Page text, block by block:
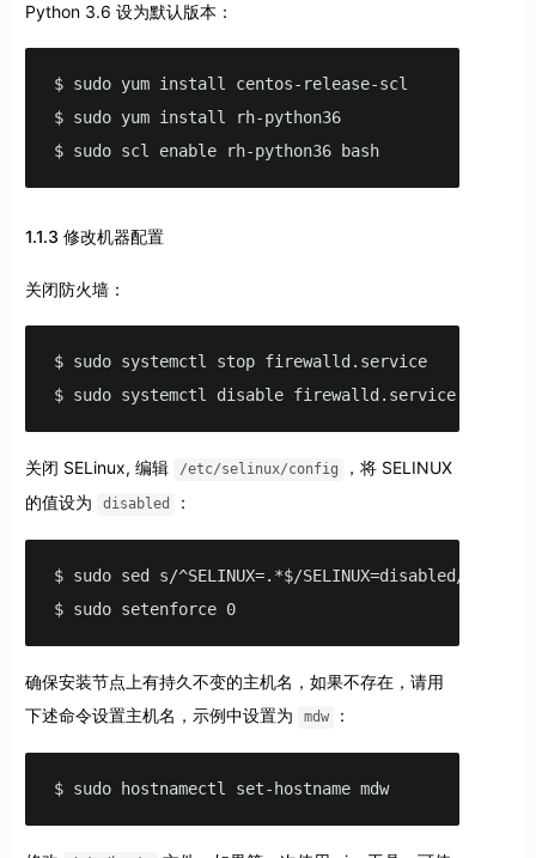
Python 3.6 设为默认版本：
$ sudo yum install centos-release-scl
$ sudo yum install rh-python36
$ sudo scl enable rh-python36 bash
1.1.3 修改机器配置
关闭防火墙：
$ sudo systemctl stop firewalld.service
$ sudo systemctl disable firewalld.service
关闭 SELinux, 编辑 /etc/selinux/config
，将 SELINUX
的值设为
disabled ：
$ sudo sed s/^SELINUX=.*$/SELINUX=disabled/ -i /
$ sudo setenforce 0
确保安装节点上有持久不变的主机名，如果不存在，请用
下述命令设置主机名，示例中设置为
mdw ：
$ sudo hostnamectl set-hostname mdw